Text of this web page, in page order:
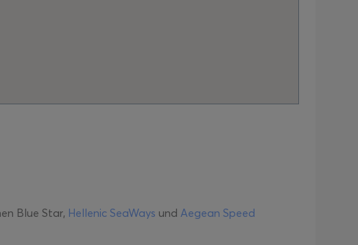
Blue Star, Hellenic SeaWays und Aegean Speed